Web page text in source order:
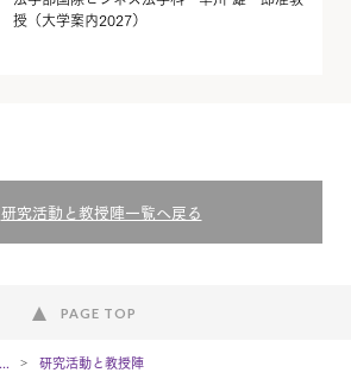
授（大学案内2027）
研究活動と教授陣一覧へ戻る
PAGE TOP
研究活動と教授陣